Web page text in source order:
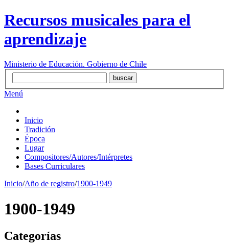
Recursos musicales para el
aprendizaje
Ministerio de Educación. Gobierno de Chile
Menú
Inicio
Tradición
Época
Lugar
Compositores/Autores/Intérpretes
Bases Curriculares
Inicio/Año de registro/1900-1949
1900-1949
Categorías